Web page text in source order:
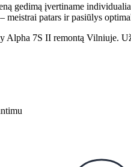
gedimą įvertiname
patars ir pasiūlys
7S II remontą Vilniuje.